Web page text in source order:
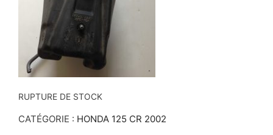
RUPTURE DE STOCK
CATÉGORIE : HONDA 125 CR 2002